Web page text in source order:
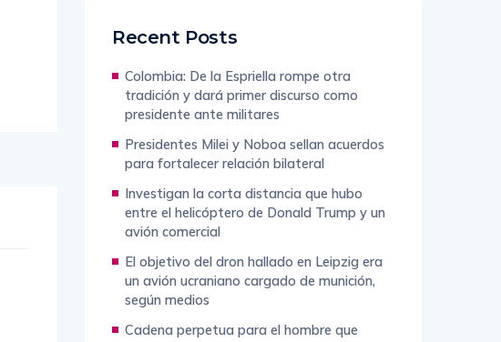
Recent Posts
Colombia: De la Espriella rompe otra
tradición y dará primer discurso como
presidente ante militares
Presidentes Milei y Noboa sellan acuerdos
para fortalecer relación bilateral
Investigan la corta distancia que hubo
entre el helicóptero de Donald Trump y un
avión comercial
El objetivo del dron hallado en Leipzig era
un avión ucraniano cargado de munición,
según medios
Cadena perpetua para el hombre que